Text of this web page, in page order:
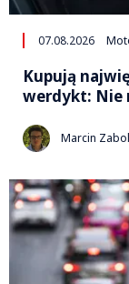
07.08.2026
Kupują
werdykt: Nie
Marcin